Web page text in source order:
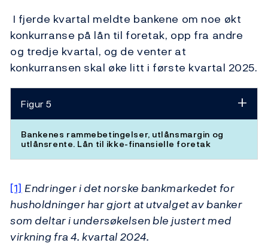
I fjerde kvartal meldte bankene om noe økt
konkurranse på lån til foretak, opp fra andre
og tredje kvartal, og de venter at
konkurransen skal øke litt i første kvartal 2025.
Figur 5
Bankenes rammebetingelser, utlånsmargin og
utlånsrente. Lån til ikke-finansielle foretak
[1] Endringer i det norske bankmarkedet for
husholdninger har gjort at utvalget av banker
som deltar i undersøkelsen ble justert med
virkning fra 4. kvartal 2024.